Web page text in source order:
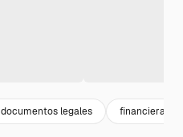
documentos legales financiera